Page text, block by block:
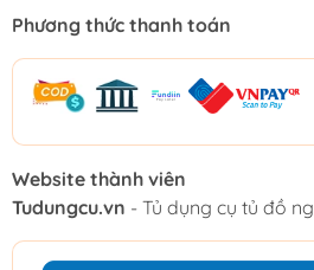
Phương thức thanh toán
Website thành viên
Tudungcu.vn - Tủ dụng cụ tủ đồ